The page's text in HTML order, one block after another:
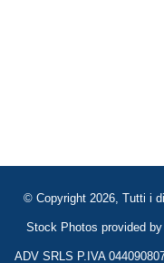
© Copyright 2026, Tutti i
Stock Photos provided
ADV SRLS P.IVA